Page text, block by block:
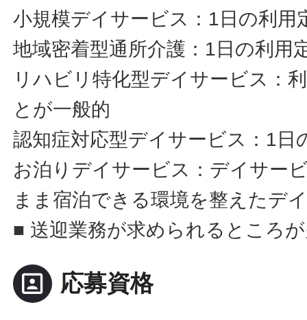
小規模デイサービス：1日の利用
地域密着型通所介護：1日の利用
リハビリ特化型デイサービス：
とが一般的
認知症対応型デイサービス：1日
お泊りデイサービス：デイサー
まま宿泊できる環境を整えたデ
■ 送迎業務が求められるところ
portrait 応募資格